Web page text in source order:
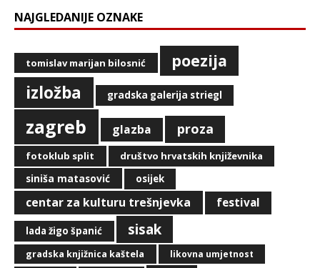
NAJGLEDANIJE OZNAKE
tomislav marijan bilosnić poezija
izložba gradska galerija striegl
zagreb glazba proza
fotoklub split društvo hrvatskih književnika
siniša matasović osijek
centar za kulturu trešnjevka festival
lada žigo španić sisak
gradska knjižnica kaštela likovna umjetnost